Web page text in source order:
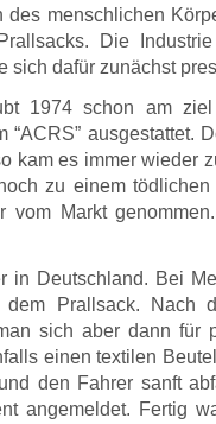
des menschlichen
Die
sich dafür zunächst
1974 schon am
“ACRS” ausgestattet.
kam es immer wieder
zu einem
vom Markt
in Deutschland. Bei
Prallsack. Nach
sich aber dann für
einen textilen
den Fahrer sanft
angemeldet. Fertig